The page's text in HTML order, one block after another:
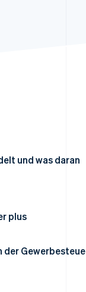
und was daran
zu zahlen?
wird
plus
der